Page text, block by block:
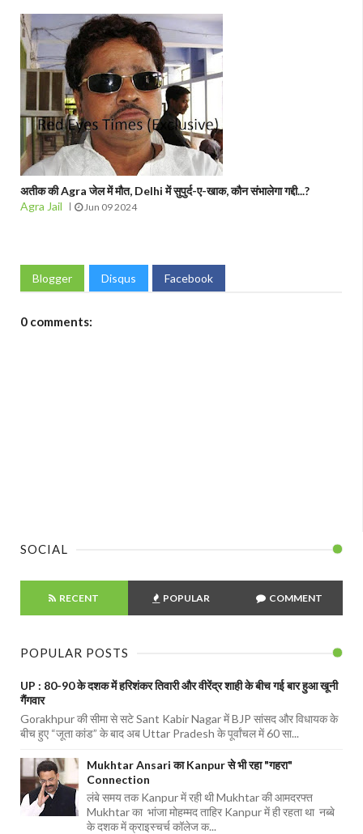
अतीक की Agra जेल में मौत, Delhi में सुपुर्द-ए-खाक, कौन संभालेगा गद्दी...?
Agra Jail
Jun 09 2024
Blogger Disqus Facebook
0 comments:
SOCIAL
RECENT POPULAR COMMENT
POPULAR POSTS
UP : 80-90 के दशक में हरिशंकर तिवारी और वीरेंद्र शाही के बीच गई बार हुआ खूनी
गैंगवार
Gorakhpur की सीमा से सटे Sant Kabir Nagar में BJP सांसद और विधायक के
बीच हुए “जूता कांड” के बाद अब Uttar Pradesh के पूर्वांचल में 60 सा...
Mukhtar Ansari का Kanpur से भी रहा "गहरा"
Connection
लंबे समय तक Kanpur में रही थी Mukhtar की आमदरफ्त
Mukhtar का भांजा मोहम्मद ताहिर Kanpur में ही रहता था नब्बे
के दशक में क्राइस्चर्च कॉलेज क...